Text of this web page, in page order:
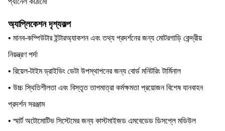
অ্যাপ্লিকেশন দৃশ্যকল্প
• মানব-কম্পিউটার ইন্টারঅ্যাকশন এবং তথ্য প্রদর্শনের জন্য মোটরগাড়ি কেন্দ্রীয়
নিয়ন্ত্রণ পর্দা
• রিয়েল-টাইম ড্রাইভিং ডেটা উপস্থাপনের জন্য বোর্ড মনিটরিং টার্মিনাল
• উচ্চ স্থিতিশীলতা এবং বিস্তৃত তাপমাত্রা কর্মক্ষমতা প্রয়োজন বিশেষ যানবাহন
প্রদর্শন সরঞ্জাম
• স্মার্ট অটোমোটিভ সিস্টেমের জন্য কাস্টমাইজড এমবেডেড ডিসপ্লে মডিউল